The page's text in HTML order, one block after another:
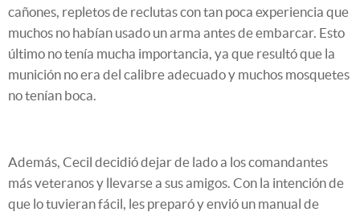
cañones, repletos de reclutas con tan poca experiencia que
muchos no habían usado un arma antes de embarcar. Esto
último no tenía mucha importancia, ya que resultó que la
munición no era del calibre adecuado y muchos mosquetes
no tenían boca.
Además, Cecil decidió dejar de lado a los comandantes
más veteranos y llevarse a sus amigos. Con la intención de
que lo tuvieran fácil, les preparó y envió un manual de